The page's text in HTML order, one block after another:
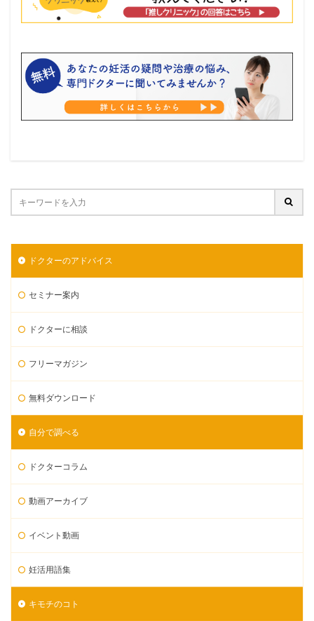
ドクターのアドバイス
セミナー案内
ドクターに相談
フリーマガジン
無料ダウンロード
自分で調べる
ドクターコラム
動画アーカイブ
イベント動画
妊活用語集
キモチのコト